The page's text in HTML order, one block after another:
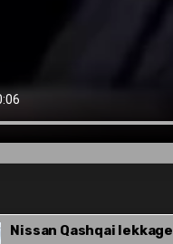
Nissan Qashqai lekkage